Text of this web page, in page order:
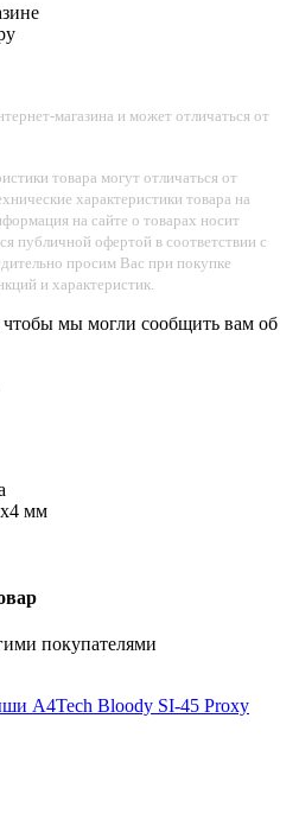
магазина и может отличаться от
товара могут отличаться от
характеристики товара на
на сайте о товарах носит
публичной офертой в соответствии с
просим Вас при покупке
и характеристик.
мы могли сообщить вам об
мм
покупателями